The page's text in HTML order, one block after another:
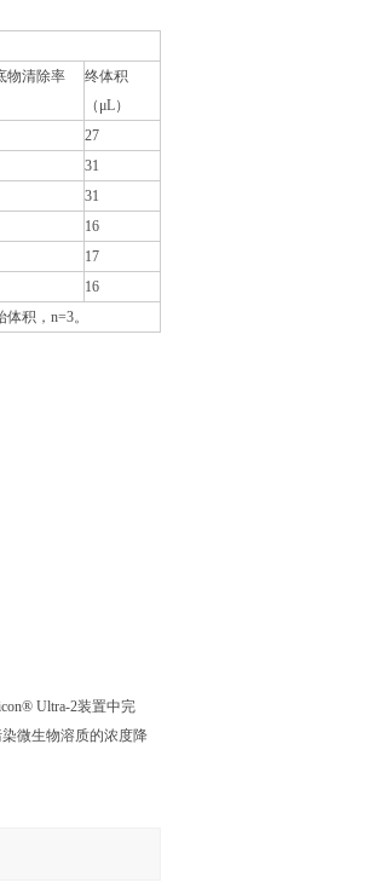
物清除率
终体积
（μL）
27
31
31
16
17
16
积，n=3。
Ultra-2装置中完
微生物溶质的浓度降